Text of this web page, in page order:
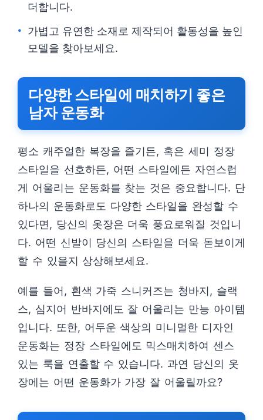
더합니다.
가볍고 유연한 소재로 제작되어 활동성을 높인
모델을 찾아보세요.
다양한 스타일에 매치하기 좋은
남자 운동화
평소 캐주얼한 복장을 즐기든, 혹은 세미 정장
스타일을 선호하든, 어떤 스타일에든 자연스럽
게 어울리는 운동화를 찾는 것은 중요합니다. 단
하나의 운동화로도 다양한 스타일을 완성할 수
있다면, 당신의 옷장은 더욱 풍요로워질 것입니
다. 어떤 신발이 당신의 스타일을 더욱 돋보이게
할 수 있을지 상상해보세요.
예를 들어, 흰색 가죽 스니커즈는 청바지, 슬랙
스, 심지어 반바지에도 잘 어울리는 만능 아이템
입니다. 또한, 어두운 색상의 미니멀한 디자인
운동화는 정장 스타일에도 믹스매치하여 센스
있는 룩을 연출할 수 있습니다. 과연 당신의 옷
장에는 어떤 운동화가 가장 잘 어울릴까요?